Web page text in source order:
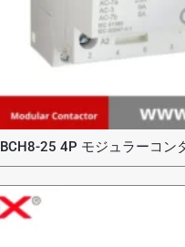
BCH8-25 4P モジュラーコン